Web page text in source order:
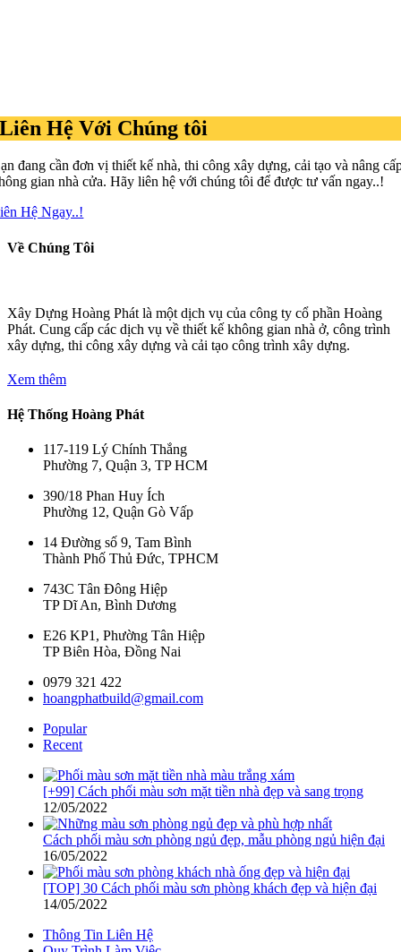
Liên Hệ Với Chúng tôi
đang cần đơn vị thiết kế nhà, thi công xây dựng, cải tạo và nâng
gian nhà cửa. Hãy liên hệ với chúng tôi để được tư vấn ngay..!
Hệ Ngay..!
Về Chúng Tôi
Xây Dựng Hoàng Phát là một dịch vụ của công ty cổ phần Hoàng
Phát. Cung cấp các dịch vụ về thiết kế không gian nhà ở, công trình
xây dựng, thi công xây dựng và cải tạo công trình xây dựng.
Xem thêm
Hệ Thống Hoàng Phát
117-119 Lý Chính Thắng
Phường 7, Quận 3, TP HCM
390/18 Phan Huy Ích
Phường 12, Quận Gò Vấp
14 Đường số 9, Tam Bình
Thành Phố Thủ Đức, TPHCM
743C Tân Đông Hiệp
TP Dĩ An, Bình Dương
E26 KP1, Phường Tân Hiệp
TP Biên Hòa, Đồng Nai
0979 321 422
hoangphatbuild@gmail.com
Popular
Recent
[+99] Cách phối màu sơn mặt tiền nhà đẹp và sang trọng
12/05/2022
Cách phối màu sơn phòng ngủ đẹp, mẫu phòng ngủ hiện đại
16/05/2022
[TOP] 30 Cách phối màu sơn phòng khách đẹp và hiện đại
14/05/2022
Thông Tin Liên Hệ